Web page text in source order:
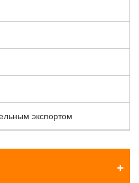
экспортом